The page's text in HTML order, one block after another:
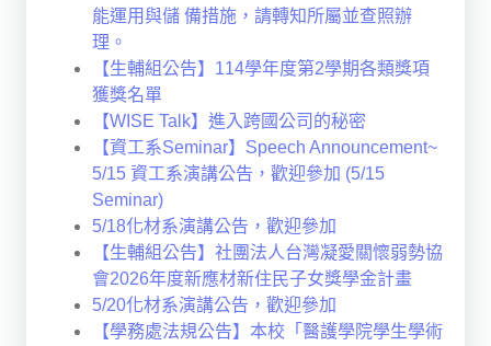
能運用與儲 備措施，請轉知所屬並查照辦
理。
【生輔組公告】114學年度第2學期各類獎項
獲獎名單
【WISE Talk】進入跨國公司的秘密
【資工系Seminar】Speech Announcement~
5/15 資工系演講公告，歡迎參加 (5/15
Seminar)
5/18化材系演講公告，歡迎參加
【生輔組公告】社團法人台灣凝愛關懷弱勢協
會2026年度新應材新住民子女獎學金計畫
5/20化材系演講公告，歡迎參加
【學務處法規公告】本校「醫護學院學生學術